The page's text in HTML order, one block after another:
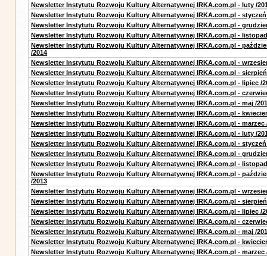
Newsletter Instytutu Rozwoju Kultury Alternatywnej IRKA.com.pl - luty /
Newsletter Instytutu Rozwoju Kultury Alternatywnej IRKA.com.pl - styczeń
Newsletter Instytutu Rozwoju Kultury Alternatywnej IRKA.com.pl -
Newsletter Instytutu Rozwoju Kultury Alternatywnej IRKA.com.pl - listopad
Newsletter Instytutu Rozwoju Kultury Alternatywnej IRKA.com.pl -
/2014
Newsletter Instytutu Rozwoju Kultury Alternatywnej IRKA.com.pl -
Newsletter Instytutu Rozwoju Kultury Alternatywnej IRKA.com.pl - sierpień
Newsletter Instytutu Rozwoju Kultury Alternatywnej IRKA.com.pl - lipiec /
Newsletter Instytutu Rozwoju Kultury Alternatywnej IRKA.com.pl -
Newsletter Instytutu Rozwoju Kultury Alternatywnej IRKA.com.pl - maj /
Newsletter Instytutu Rozwoju Kultury Alternatywnej IRKA.com.pl -
Newsletter Instytutu Rozwoju Kultury Alternatywnej IRKA.com.pl - marzec
Newsletter Instytutu Rozwoju Kultury Alternatywnej IRKA.com.pl - luty /
Newsletter Instytutu Rozwoju Kultury Alternatywnej IRKA.com.pl - styczeń
Newsletter Instytutu Rozwoju Kultury Alternatywnej IRKA.com.pl -
Newsletter Instytutu Rozwoju Kultury Alternatywnej IRKA.com.pl - listopad
Newsletter Instytutu Rozwoju Kultury Alternatywnej IRKA.com.pl -
/2013
Newsletter Instytutu Rozwoju Kultury Alternatywnej IRKA.com.pl -
Newsletter Instytutu Rozwoju Kultury Alternatywnej IRKA.com.pl - sierpień
Newsletter Instytutu Rozwoju Kultury Alternatywnej IRKA.com.pl - lipiec /
Newsletter Instytutu Rozwoju Kultury Alternatywnej IRKA.com.pl -
Newsletter Instytutu Rozwoju Kultury Alternatywnej IRKA.com.pl - maj /
Newsletter Instytutu Rozwoju Kultury Alternatywnej IRKA.com.pl -
Newsletter Instytutu Rozwoju Kultury Alternatywnej IRKA.com.pl - marzec